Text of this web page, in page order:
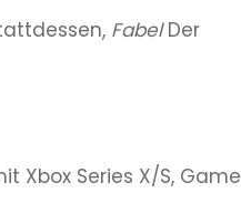
FabelDer
Xbox Series X/S, Game